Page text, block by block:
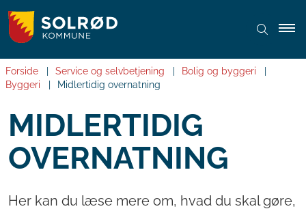
Forside Service og selvbetjening
Bolig og byggeri
Byggeri
Midlertidig overnatning
MIDLERTIDIG
OVERNATNING
Her kan du læse mere om, hvad du skal gøre,